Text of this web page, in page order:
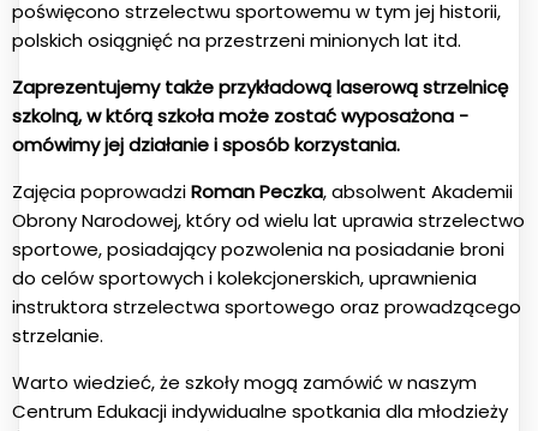
poświęcono strzelectwu sportowemu w tym jej historii,
polskich osiągnięć na przestrzeni minionych lat itd.
Zaprezentujemy także przykładową laserową strzelnicę
szkolną, w którą szkoła może zostać wyposażona -
omówimy jej działanie i sposób korzystania.
Zajęcia poprowadziRoman Peczka, absolwent Akademii
Obrony Narodowej, który od wielu lat uprawia strzelectwo
sportowe, posiadający pozwolenia na posiadanie broni
do celów sportowych i kolekcjonerskich, uprawnienia
instruktora strzelectwa sportowego oraz prowadzącego
strzelanie.
Warto wiedzieć, że szkoły mogą zamówić w naszym
Centrum Edukacji indywidualne spotkania dla młodzieży